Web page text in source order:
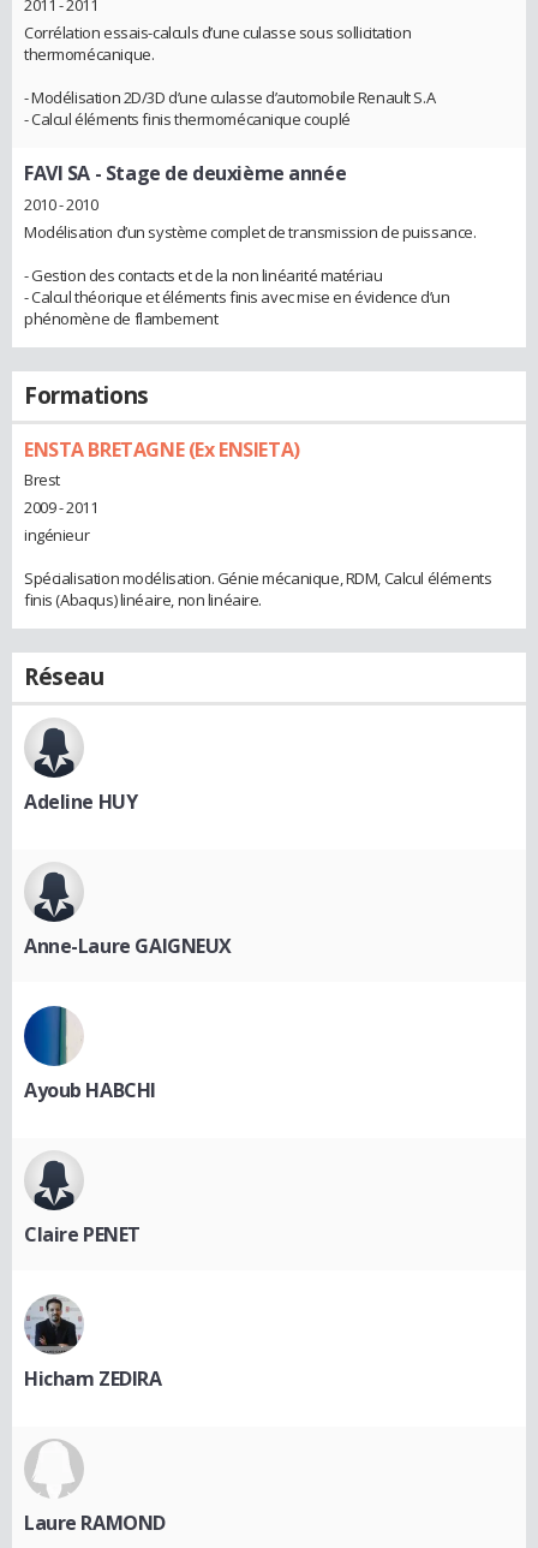
2011 - 2011
Corrélation essais-calculs d’une culasse sous sollicitation
thermomécanique.
- Modélisation 2D/3D d’une culasse d’automobile Renault S.A
- Calcul éléments finis thermomécanique couplé
FAVI SA - Stage de deuxième année
2010 - 2010
Modélisation d’un système complet de transmission de puissance.
- Gestion des contacts et de la non linéarité matériau
- Calcul théorique et éléments finis avec mise en évidence d’un
phénomène de flambement
Formations
ENSTA BRETAGNE (Ex ENSIETA)
Brest
2009 - 2011
ingénieur
Spécialisation modélisation. Génie mécanique, RDM, Calcul éléments
finis (Abaqus) linéaire, non linéaire.
Réseau
Adeline HUY
Anne-Laure GAIGNEUX
Ayoub HABCHI
Claire PENET
Hicham ZEDIRA
Laure RAMOND